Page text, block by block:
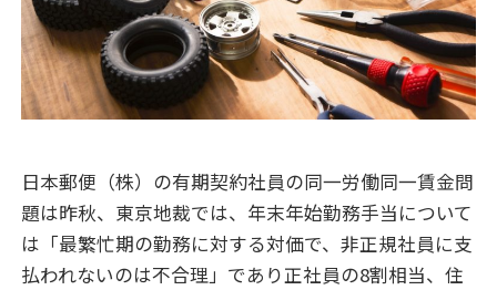
日本郵便（株）の有期契約社員の同一労働同一賃金問
題は昨秋、東京地裁では、年末年始勤務手当について
は「最繁忙期の勤務に対する対価で、非正規社員に支
払われないのは不合理」であり正社員の8割相当、住